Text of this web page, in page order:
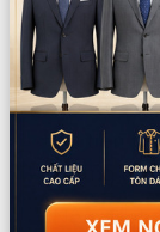
Mẹo chọn
Chọn
mất
Ưu tiên
kính giúp
Nếu đi